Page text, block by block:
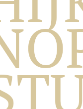
O
T